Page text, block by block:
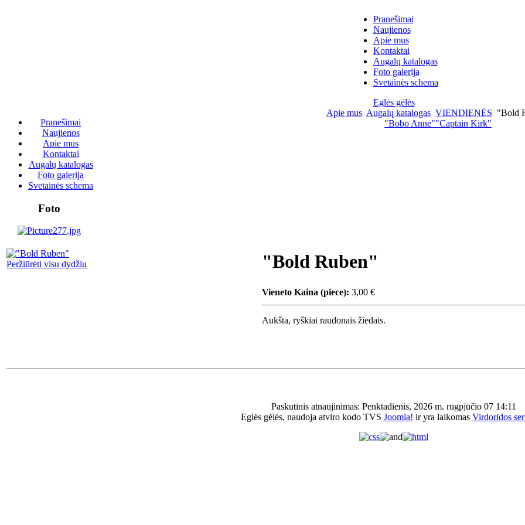
Pranešimai
Naujienos
Apie mus
Kontaktai
Augalų katalogas
Foto galerija
Svetainės schema
Eglės gėlės
Pranešimai
Naujienos
Apie mus
Kontaktai
Augalų katalogas
Foto galerija
Svetainės schema
Foto
Apie mus Augalų katalogas VIENDIENĖS "Bold
"Bobo Anne""Captain Kirk"
Peržiūrėti visu dydžiu "Bold Ruben"
Vieneto Kaina (piece): 3,00 €
Aukšta, ryškiai raudonais žiedais.
Paskutinis atnaujinimas: Penktadienis, 2026 m. rugpjūčio 07 14:11
Eglės gėlės, naudoja atviro kodo TVS Joomla! ir yra laikomas Virdoridos